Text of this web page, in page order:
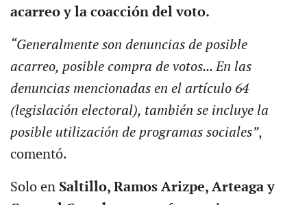
acarreo y la coacción del voto.
“Generalmente son denuncias de posible
acarreo, posible compra de votos... En las
denuncias mencionadas en el artículo 64
(legislación electoral), también se incluye la
posible utilización de programas sociales”,
comentó.
Solo enSaltillo, Ramos Arizpe, Arteaga y